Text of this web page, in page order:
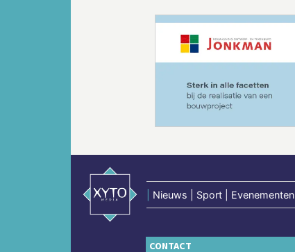
Nieuws | Sport | Evenementen
CONTACT